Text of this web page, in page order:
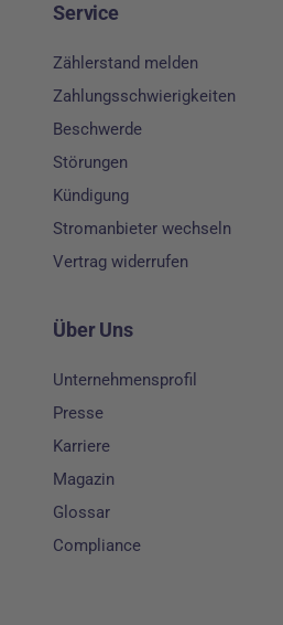
Service
Zählerstand melden
Zahlungsschwierigkeiten
Beschwerde
Störungen
Kündigung
Stromanbieter wechseln
Vertrag widerrufen
Über Uns
Unternehmensprofil
Presse
Karriere
Magazin
Glossar
Compliance